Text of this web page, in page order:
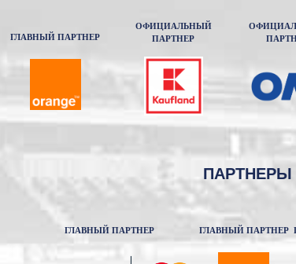
ГЛАВНЫЙ ПАРТНЕР
ОФИЦИАЛЬНЫЙ
ПАРТНЕР
ПАРТНЕРЫ
ГЛАВНЫЙ ПАРТНЕР ГЛАВНЫЙ ПАРТНЕР